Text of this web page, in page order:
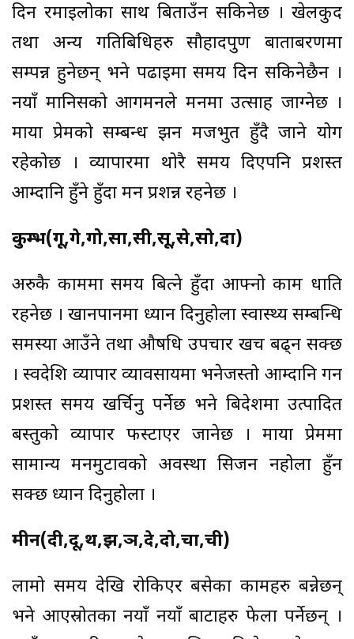
दिन रमाईलोका साथ बिताउँन सकिनेछ । खेलकुद
तथा अन्य गतिबिधिहरु सौहार्दपुर्ण बाताबरणमा
सम्पन्न हुनेछन् भने पढाईमा समय दिन सकिनेछैन ।
नयाँ मानिसको आगमनले मनमा उत्साह जाग्नेछ ।
माया प्रेमको सम्बन्ध झन मजभुत हुँदै जाने योग
रहेकोछ । व्यापारमा थोरै समय दिएपनि प्रशस्त
आम्दानि हुँने हुँदा मन प्रशन्न रहनेछ ।
कुम्भ(गू,गे,गो,सा,सी,सू,से,सो,दा)
अरुकै काममा समय बित्ने हुँदा आफ्नो काम धाति
रहनेछ । खानपानमा ध्यान दिनुहोला स्वास्थ्य सम्बन्धि
समस्या आउँने तथा औषधि उपचार खर्च बढ्न सक्छ
। स्वदेशि व्यापार व्यावसायमा भनेजस्तो आम्दानि गर्न
प्रशस्त समय खर्चिनु पर्नेछ भने बिदेशमा उत्पादित
बस्तुको व्यापार फस्टाएर जानेछ । माया प्रेममा
सामान्य मनमुटावको अवस्था सिर्जन नहोला हुँन
सक्छ ध्यान दिनुहोला ।
मीन(दी,दू,थ,झ,ञ,दे,दो,चा,ची)
लामो समय देखि रोकिएर बसेका कामहरु बन्नेछन्
भने आएस्रोतका नयाँ नयाँ बाटाहरु फेला पर्नेछन् ।